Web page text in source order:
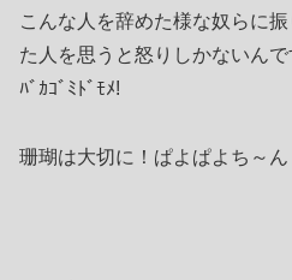
こんな人を辞めた様な奴らに
た人を思うと怒りしかないん
ﾊﾞｶｺﾞﾐﾄﾞﾓﾒ!
珊瑚は大切に！ぱよぱよち～ん